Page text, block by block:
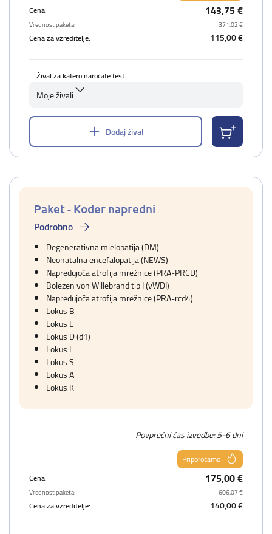
Cena:
143,75 €
Vrednost paketa: 371,02 €
Cena za vzreditelje: 115,00 €
Žival za katero naročate test
Moje živali
Dodaj žival
Paket - Koder napredni
Podrobno
Degenerativna mielopatija (DM)
Neonatalna encefalopatija (NEWS)
Napredujoča atrofija mrežnice (PRA-PRCD)
Bolezen von Willebrand tip I (vWDI)
Napredujoča atrofija mrežnice (PRA-rcd4)
Lokus B
Lokus E
Lokus D (d1)
Lokus I
Lokus S
Lokus A
Lokus K
Povprečni čas izvedbe: 5-6 dni
Priporočamo
Cena:
175,00 €
Vrednost paketa: 606,07 €
Cena za vzreditelje: 140,00 €